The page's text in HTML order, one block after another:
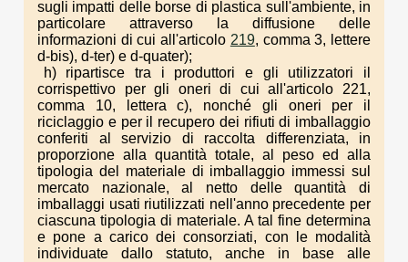
sugli impatti delle borse di plastica sull'ambiente, in
particolare attraverso la diffusione delle
informazioni di cui all'articolo 219, comma 3, lettere
d-bis), d-ter) e d-quater);
h) ripartisce tra i produttori e gli utilizzatori il
corrispettivo per gli oneri di cui all'articolo 221,
comma 10, lettera c), nonché gli oneri per il
riciclaggio e per il recupero dei rifiuti di imballaggio
conferiti al servizio di raccolta differenziata, in
proporzione alla quantità totale, al peso ed alla
tipologia del materiale di imballaggio immessi sul
mercato nazionale, al netto delle quantità di
imballaggi usati riutilizzati nell'anno precedente per
ciascuna tipologia di materiale. A tal fine determina
e pone a carico dei consorziati, con le modalità
individuate dallo statuto, anche in base alle